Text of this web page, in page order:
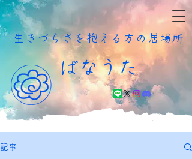
​生きづらさを抱える方の居場所
ばなうた
記事